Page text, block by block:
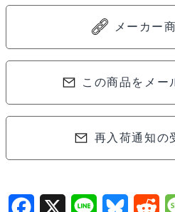
ト
個
メーカー
この商品をメー
再入荷通知の
X B R